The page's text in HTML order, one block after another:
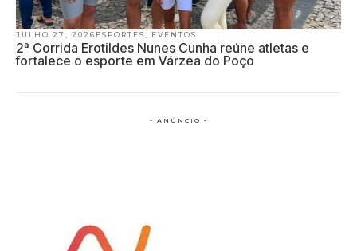
JULHO 27, 2026 ESPORTES, EVENTOS
2ª Corrida Erotildes Nunes Cunha reúne atletas e
fortalece o esporte em Várzea do Poço
- ANÚNCIO -